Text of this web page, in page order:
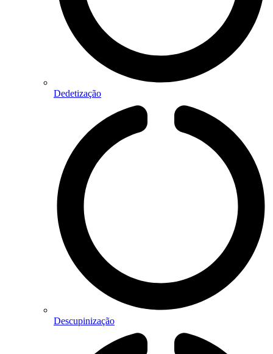
Dedetização
Descupinização